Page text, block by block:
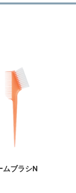
ムブラシN